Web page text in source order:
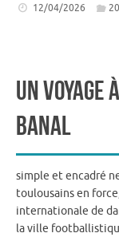
12/04/2026
Un
banal
simple et encadré
toulousains en
internationale de
la ville